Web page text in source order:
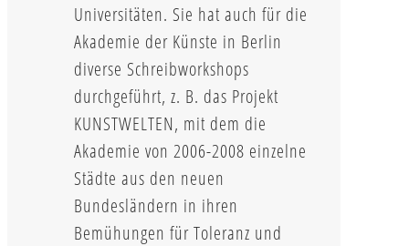
Universitäten. Sie hat auch für die
Akademie der Künste in Berlin
diverse Schreibworkshops
durchgeführt, z. B. das Projekt
KUNSTWELTEN, mit dem die
Akademie von 2006-2008 einzelne
Städte aus den neuen
Bundesländern in ihren
Bemühungen für Toleranz und